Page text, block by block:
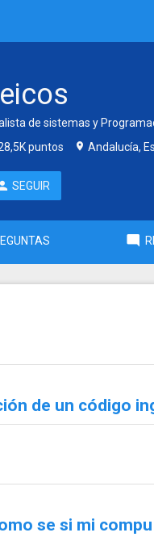
de sistemas y
puntos
Andalucía,
SEGUIR
de un código
se si mi